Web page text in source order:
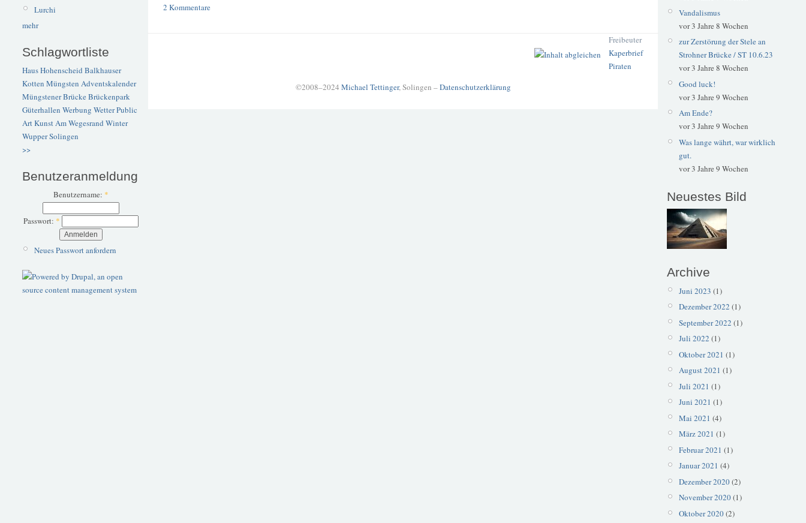
Lurchi
mehr
Schlagwortliste
Haus Hohenscheid Balkhauser
Kotten Müngsten Adventskalender
Müngstener BrückeBrückenpark
Güterhallen Werbung WetterPublic
ArtKunstAm Wegesrand Winter
WupperSolingen
>>
Benutzeranmeldung
Benutzername: *
Passwort: *
Neues Passwort anfordern
2 Kommentare
Freibeuter
Kaperbrief
Piraten
©2008–2024 Michael Tettinger, Solingen –Datenschutzerklärung
Vandalismus
vor 3 Jahre 8 Wochen
zur Zerstörung der Stele an
Strohner Brücke / ST 10.6.23
vor 3 Jahre 8 Wochen
Good luck!
vor 3 Jahre 9 Wochen
Am Ende?
vor 3 Jahre 9 Wochen
Was lange währt, war wirklich
gut.
vor 3 Jahre 9 Wochen
Neuestes Bild
Archive
Juni 2023 (1)
Dezember 2022 (1)
September 2022 (1)
Juli 2022 (1)
Oktober 2021 (1)
August 2021 (1)
Juli 2021 (1)
Juni 2021 (1)
Mai 2021 (4)
März 2021 (1)
Februar 2021 (1)
Januar 2021 (4)
Dezember 2020(2)
November 2020(1)
Oktober 2020(2)